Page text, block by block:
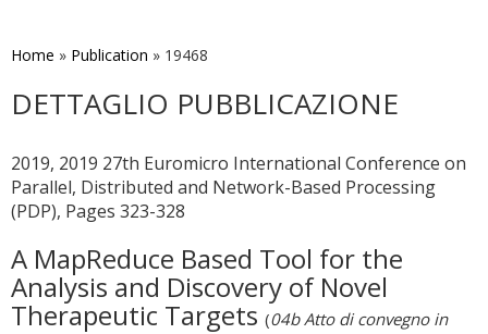
contenuto
Home » Publication » 19468
DETTAGLIO PUBBLICAZIONE
2019, 2019 27th Euromicro International Conference on
Parallel, Distributed and Network-Based Processing
(PDP), Pages 323-328
A MapReduce Based Tool for the
Analysis and Discovery of Novel
Therapeutic Targets (04b Atto di convegno in